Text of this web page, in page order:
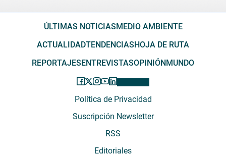
ÚLTIMAS NOTICIASMEDIO AMBIENTE
ACTUALIDADTENDENCIASHOJA DE RUTA
REPORTAJESENTREVISTASOPINIÓNMUNDO
Política de Privacidad
Suscripción Newsletter
RSS
Editoriales